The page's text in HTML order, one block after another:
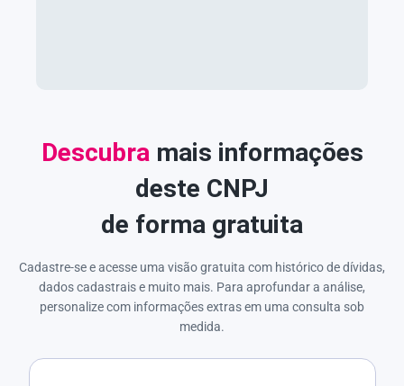
Descubra mais informações
deste CNPJ
de forma gratuita
Cadastre-se e acesse uma visão gratuita com histórico de dívidas,
dados cadastrais e muito mais. Para aprofundar a análise,
personalize com informações extras em uma consulta sob
medida.